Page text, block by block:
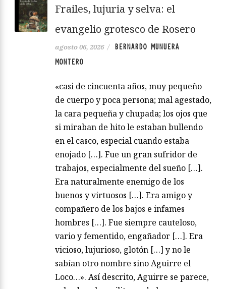
Frailes, lujuria y selva: el
evangelio grotesco de Rosero
agosto 06, 2026 /
BERNARDO MUNUERA
MONTERO
«casi de cincuenta años, muy pequeño
de cuerpo y poca persona; mal agestado,
la cara pequeña y chupada; los ojos que
si miraban de hito le estaban bullendo
en el casco, especial cuando estaba
enojado […]. Fue un gran sufridor de
trabajos, especialmente del sueño […].
Era naturalmente enemigo de los
buenos y virtuosos […]. Era amigo y
compañero de los bajos e infames
hombres […]. Fue siempre cauteloso,
vario y fementido, engañador […]. Era
vicioso, lujurioso, glotón […] y no le
sabían otro nombre sino Aguirre el
Loco…». Así descrito, Aguirre se parece,